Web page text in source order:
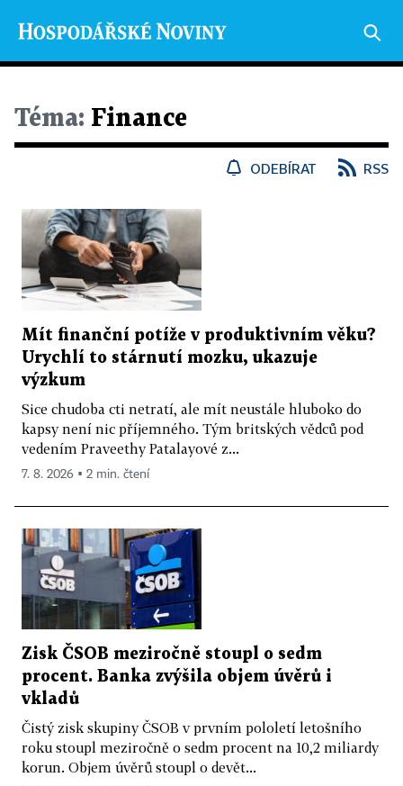
Téma: Finance
ODEBÍRAT RSS
Mít finanční potíže v produktivním věku?
Urychlí to stárnutí mozku, ukazuje
výzkum
Sice chudoba cti netratí, ale mít neustále hluboko do
kapsy není nic příjemného. Tým britských vědců pod
vedením Praveethy Patalayové z...
7. 8. 2026 ▪ 2 min. čtení
Zisk ČSOB meziročně stoupl o sedm
procent. Banka zvýšila objem úvěrů i
vkladů
Čistý zisk skupiny ČSOB v prvním pololetí letošního
roku stoupl meziročně o sedm procent na 10,2 miliardy
korun. Objem úvěrů stoupl o devět...